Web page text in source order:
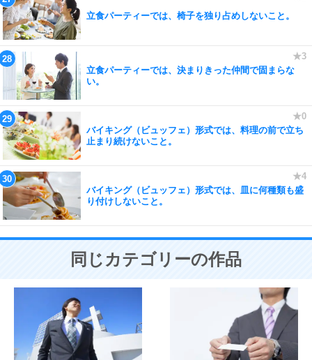
立食パーティーでは、椅子を独り占めしないこと。
立食パーティーでは、決まりきった仲間で固まらな
い。
バイキング（ビュッフェ）形式では、料理の前で立ち
止まり続けないこと。
バイキング（ビュッフェ）形式では、皿に何種類も盛
り付けしないこと。
同じカテゴリーの作品